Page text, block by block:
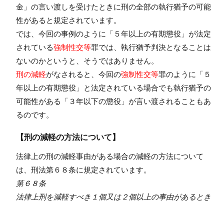
金」の言い渡しを受けたときに刑の全部の執行猶予の可能
性があると規定されています。
では、今回の事例のように「５年以上の有期懲役」が法定
されている強制性交等罪では、執行猶予判決となることは
ないのかというと、そうではありません。
刑の減軽がなされると、今回の強制性交等罪のように「５
年以上の有期懲役」と法定されている場合でも執行猶予の
可能性がある「３年以下の懲役」が言い渡されることもあ
るのです。
【刑の減軽の方法について】
法律上の刑の減軽事由がある場合の減軽の方法について
は、刑法第６８条に規定されています。
第６８条
法律上刑を減軽すべき１個又は２個以上の事由があるとき